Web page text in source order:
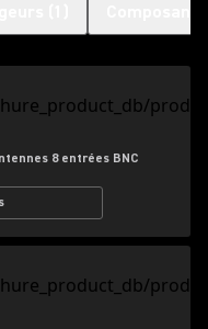
8 entrées BNC